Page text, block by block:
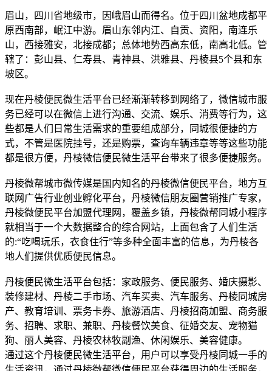
眉山，四川省地级市，因峨眉山而得名。位于四川盆地成都平
原西南部，岷江中游。眉山东邻内江、自贡、资阳，南连乐
山，西接雅安，北接成都；总体地势西高东低，南高北低。管
辖了：彭山县、仁寿县、青神县、洪雅县、丹棱县5个县和东
坡区。
现在丹棱便民微生活平台已经渐渐转移到网络了，微信城市服
务已经可以在微信上进行沟通、交流、娱乐、消费等行为，这
些都是人们日常生活需求的重要组成部分，同城很便捷的方
式，不管是医院挂号，还是购票，查询车辆违章等等这些功能
都是很方便，丹棱微信便民微生活平台带来了很多便捷服务。
丹棱微帮城市微传媒是国内知名的丹棱微信便民平台，地方互
联网广告行业创业孵化平台，丹棱微信朋友圈营销推广专家，
丹棱微便民平台加盟代理网，覆盖乡镇，丹棱微帮同城小程序
就相当于一个大数据整合的综合网站，上面包含了人们生活
的:“吃喝玩乐，衣食住行”等多种全面丰富的信息，为丹棱各
地人们提供优质便民信息。
丹棱便民微生活平台包括：家政服务、便民服务、婚庆摄影、
装修建材、丹棱二手市场、汽车买卖、汽车服务、丹棱同城房
产、教育培训、票务卡券、旅游酒店、丹棱招商加盟、商务服
务、招聘、求职、兼职、丹棱餐饮美食、征婚交友、宠物猫
狗、丽人美容、丹棱农林牧副渔、休闲娱乐、美容健康。
通过这个丹棱便民微生活平台，用户可以享受丹棱同城一手的